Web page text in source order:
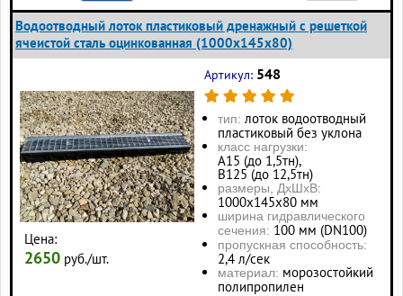
Водоотводный лоток пластиковый дренажный с решеткой
ячеистой сталь оцинкованная (1000x145x80)
Цена:
2650 руб./шт.
Артикул: 548
тип: лоток водоотводный
пластиковый без уклона
класс нагрузки:
А15 (до 1,5тн),
В125 (до 12,5тн)
размеры, ДхШхВ:
1000х145х80 мм
ширина гидравлического
сечения: 100 мм (DN100)
пропускная способность:
2,4 л/сек
материал: морозостойкий
полипропилен